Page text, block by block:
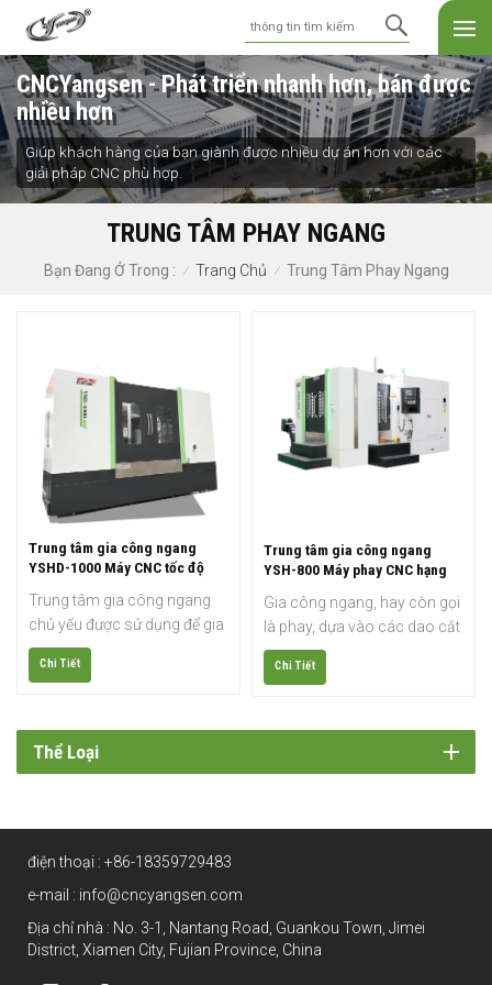
CNCYangsen - Phát triển nhanh hơn, bán được
nhiều hơn
Giúp khách hàng của bạn giành được nhiều dự án hơn với các
giải pháp CNC phù hợp.
TRUNG TÂM PHAY NGANG
Bạn Đang Ở Trong : / Trang Chủ / Trung Tâm Phay Ngang
Trung tâm gia công ngang
YSHD-1000 Máy CNC tốc độ
Trung tâm gia công ngang
chủ yếu được sử dụng để gia
công các chi tiết có độ chính
xác cao, nhiều quy trình và
có thể liên tục thực hiện các
Chi Tiết
Trung tâm gia công ngang
YSH-800 Máy phay CNC hạng
Gia công ngang, hay còn gọi
là phay, dựa vào các dao cắt
quay để loại bỏ kim loại khỏi
phôi. Trung tâm gia công
điều kiện vận hành tự động
và giảm thời gian chu kỳ gia
Chi Tiết
Thể Loại
điện thoại : +86-18359729483
e-mail : info@cncyangsen.com
Địa chỉ nhà : No. 3-1, Nantang Road, Guankou Town, Jimei
District, Xiamen City, Fujian Province, China